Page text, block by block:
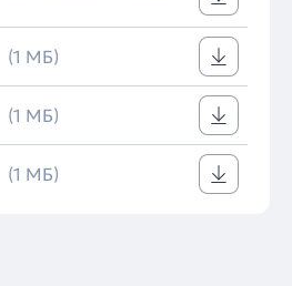
(1 МБ)
(1 МБ)
(1 МБ)